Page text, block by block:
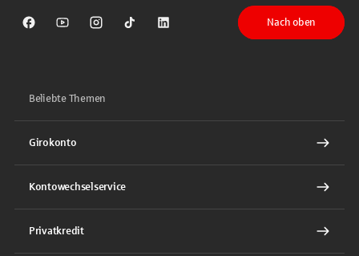
Sparkasse auf Facebook
Sparkasse auf Youtube
Sparkasse auf Instagram
Sparkasse auf TikTok
Sparkasse auf LinkedIn
Nach oben
Beliebte Themen
Girokonto
Kontowechselservice
Privatkredit